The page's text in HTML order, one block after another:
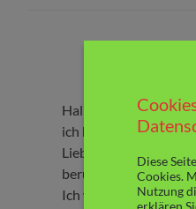
Hallo Nicole,
ich hatte 2016 eine
berührend und
Ich wünsche Dir
Diese
Cookies.
Nutzung
erklären